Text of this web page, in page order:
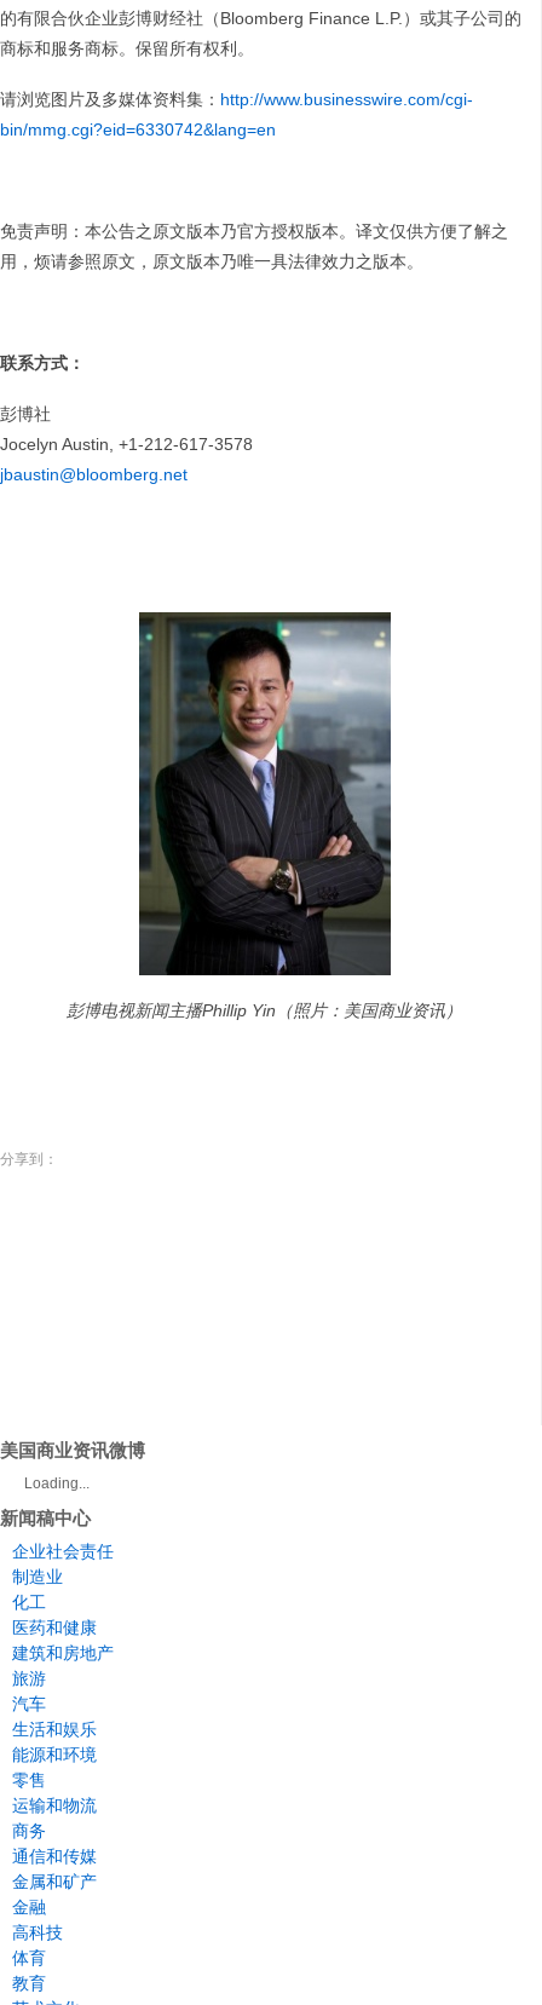
的有限合伙企业彭博财经社（Bloomberg Finance L.P.）或其子公司的
商标和服务商标。保留所有权利。
请浏览图片及多媒体资料集： http://www.businesswire.com/cgi-
bin/mmg.cgi?eid=6330742&lang=en
免责声明：本公告之原文版本乃官方授权版本。译文仅供方便了解之
用，烦请参照原文，原文版本乃唯一具法律效力之版本。
联系方式：
彭博社
Jocelyn Austin, +1-212-617-3578
jbaustin@bloomberg.net
彭博电视新闻主播Phillip Yin（照片：美国商业资讯）
分享到：
美国商业资讯微博
Loading...
新闻稿中心
企业社会责任
制造业
化工
医药和健康
建筑和房地产
旅游
汽车
生活和娱乐
能源和环境
零售
运输和物流
商务
通信和传媒
金属和矿产
金融
高科技
体育
教育